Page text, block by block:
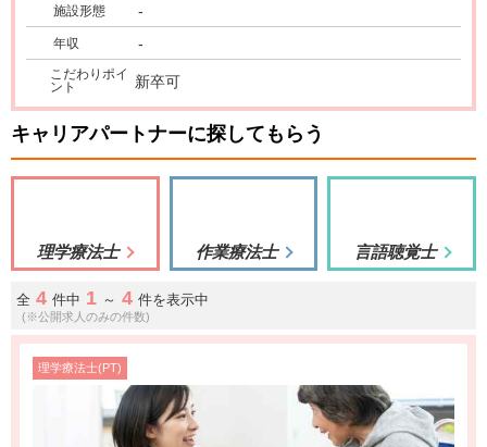
施設形態 -
年収 -
こだわりポイ
ント
新卒可
キャリアパートナーに探してもらう
理学療法士 作業療法士 言語聴覚士
全 4 件中 1 ～ 4 件を表示中
(※公開求人のみの件数)
理学療法士(PT)